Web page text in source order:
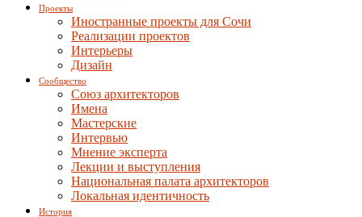
Проекты
Иностранные проекты для Сочи
Реализации проектов
Интерьеры
Дизайн
Сообщество
Союз архитекторов
Имена
Мастерские
Интервью
Мнение эксперта
Лекции и выступления
Национальная палата архитекторов
Локальная идентичность
История